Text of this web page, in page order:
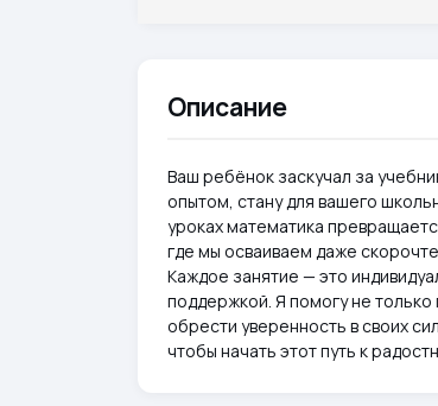
Описание
Ваш ребёнок заскучал за
опытом, стану для вашего
уроках математика
где мы осваиваем даже
Каждое занятие — это
поддержкой. Я помогу не только
обрести уверенность в своих
чтобы начать этот путь к